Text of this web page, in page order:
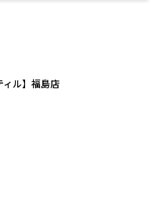
ィル】福島店